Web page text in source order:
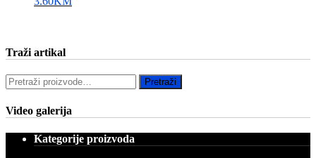
Traži artikal
Pretraži: Pretraži
Video galerija
Kategorije proizvoda